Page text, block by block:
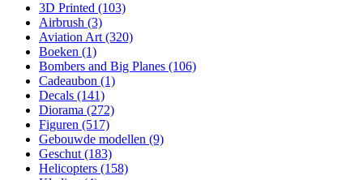
3D Printed (103)
Airbrush (3)
Aviation Art (320)
Boeken (1)
Bombers and Big Planes (106)
Cadeaubon (1)
Decals (141)
Diorama (272)
Figuren (517)
Gebouwde modellen (9)
Geschut (183)
Helicopters (158)